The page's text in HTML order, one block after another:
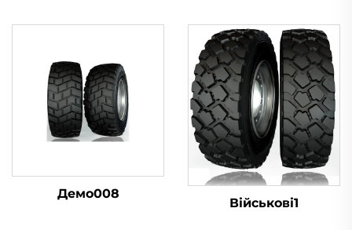
Демо008
Військові1